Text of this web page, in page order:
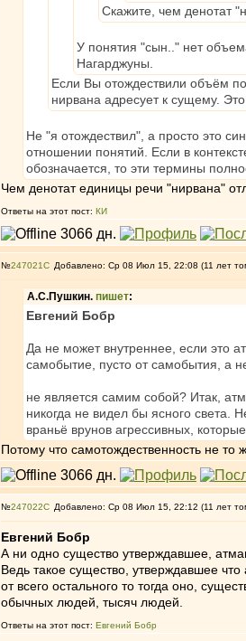
Скажите, чем денотат
У понятия "сын.." нет
Нагарджуны.
Если Вы отождествили объём
нирвана адресует к сущему.
Не "я отождествил", а просто это
отношении понятий. Если в
обозначается, то эти термины
Чем денотат единицы речи "нирвана"
Ответы на этот пост: КИ
№247021 Добавлено: Ср 08 Июл 15, 22:08 (11 лет
А.С.Пушкин. пишет:
Евгений Бобр
Да не может внутреннее, если это
самобытие, пусто от самобытия, а
не является самим собой? Итак,
никогда не видел бы ясного света.
враньё врунов агрессивных,
Потому что самотождественность не то
№247022 Добавлено: Ср 08 Июл 15, 22:12 (11 лет
Евгений Бобр
А ни одно существо утверждавшее,
Ведь такое существо, утверждавшее
от всего остального то тогда оно,
обычных людей, тысяч людей.
Ответы на этот пост: Евгений Бобр